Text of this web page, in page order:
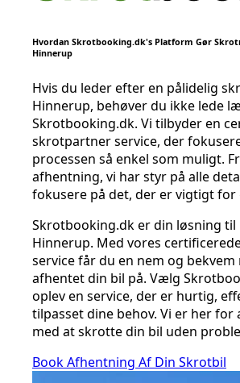
Hvordan Skrotbooking.dk's Platform Gør
Hinnerup
Hvis du leder efter en pålidelig
Hinnerup, behøver du ikke lede
Skrotbooking.dk. Vi tilbyder en
skrotpartner service, der
processen så enkel som muligt.
afhentning, vi har styr på alle
fokusere på det, der er vigtigt for
Skrotbooking.dk er din løsning
Hinnerup. Med vores
service får du en nem og bekvem
afhentet din bil på. Vælg
oplev en service, der er hurtig,
tilpasset dine behov. Vi er her
med at skrotte din bil uden
Book Afhentning Af Din Skrotbil